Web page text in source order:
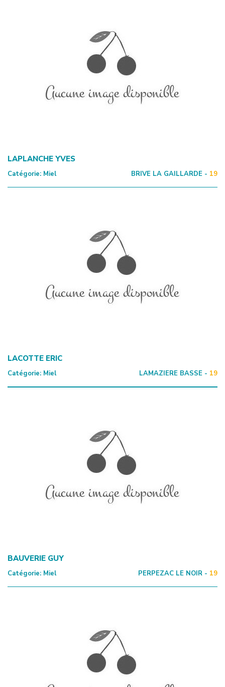
LAPLANCHE YVES
Catégorie: Miel BRIVE LA GAILLARDE - 19
LACOTTE ERIC
Catégorie: Miel LAMAZIERE BASSE - 19
BAUVERIE GUY
Catégorie: Miel PERPEZAC LE NOIR - 19